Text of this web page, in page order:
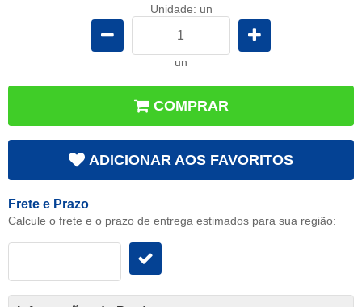
Unidade: un
un
COMPRAR
ADICIONAR AOS FAVORITOS
Frete e Prazo
Calcule o frete e o prazo de entrega estimados para sua região: